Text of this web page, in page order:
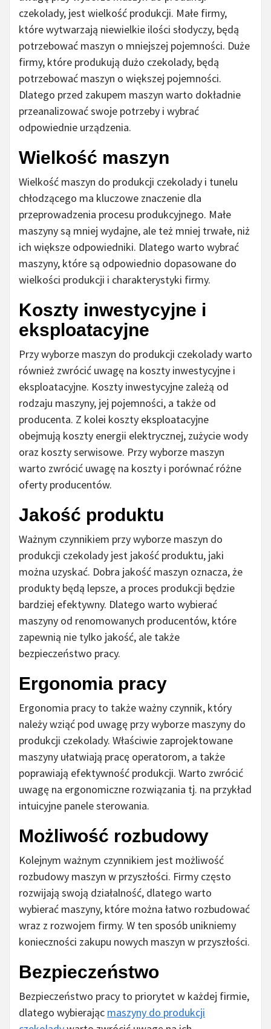
czekolady, jest wielkość produkcji. Małe firmy,
które wytwarzają niewielkie ilości słodyczy, będą
potrzebować maszyn o mniejszej pojemności. Duże
firmy, które produkują dużo czekolady, będą
potrzebować maszyn o większej pojemności.
Dlatego przed zakupem maszyn warto dokładnie
przeanalizować swoje potrzeby i wybrać
odpowiednie urządzenia.
Wielkość maszyn
Wielkość maszyn do produkcji czekolady i tunelu
chłodzącego ma kluczowe znaczenie dla
przeprowadzenia procesu produkcyjnego. Małe
maszyny są mniej wydajne, ale też mniej trwałe, niż
ich większe odpowiedniki. Dlatego warto wybrać
maszyny, które są odpowiednio dopasowane do
wielkości produkcji i charakterystyki firmy.
Koszty inwestycyjne i
eksploatacyjne
Przy wyborze maszyn do produkcji czekolady warto
również zwrócić uwagę na koszty inwestycyjne i
eksploatacyjne. Koszty inwestycyjne zależą od
rodzaju maszyny, jej pojemności, a także od
producenta. Z kolei koszty eksploatacyjne
obejmują koszty energii elektrycznej, zużycie wody
oraz koszty serwisowe. Przy wyborze maszyn
warto zwrócić uwagę na koszty i porównać różne
oferty producentów.
Jakość produktu
Ważnym czynnikiem przy wyborze maszyn do
produkcji czekolady jest jakość produktu, jaki
można uzyskać. Dobra jakość maszyn oznacza, że
produkty będą lepsze, a proces produkcji będzie
bardziej efektywny. Dlatego warto wybierać
maszyny od renomowanych producentów, które
zapewnią nie tylko jakość, ale także
bezpieczeństwo pracy.
Ergonomia pracy
Ergonomia pracy to także ważny czynnik, który
należy wziąć pod uwagę przy wyborze maszyny do
produkcji czekolady. Właściwie zaprojektowane
maszyny ułatwiają pracę operatorom, a także
poprawiają efektywność produkcji. Warto zwrócić
uwagę na ergonomiczne rozwiązania tj. na przykład
intuicyjne panele sterowania.
Możliwość rozbudowy
Kolejnym ważnym czynnikiem jest możliwość
rozbudowy maszyn w przyszłości. Firmy często
rozwijają swoją działalność, dlatego warto
wybierać maszyny, które można łatwo rozbudować
wraz z rozwojem firmy. W ten sposób unikniemy
konieczności zakupu nowych maszyn w przyszłości.
Bezpieczeństwo
Bezpieczeństwo pracy to priorytet w każdej firmie,
dlatego wybierając maszyny do produkcji